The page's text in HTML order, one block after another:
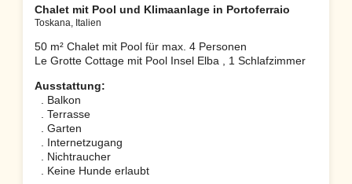
Chalet mit Pool und Klimaanlage in Portoferraio
Toskana, Italien
50 m² Chalet mit Pool für max. 4 Personen
Le Grotte Cottage mit Pool Insel Elba , 1 Schlafzimmer
Ausstattung:
. Balkon
. Terrasse
. Garten
. Internetzugang
. Nichtraucher
. Keine Hunde erlaubt